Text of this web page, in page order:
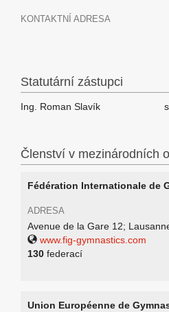
KONTAKTNÍ ADRESA
Statutární zástupci
Ing. Roman Slavík
Členství v mezinárodních
Fédération Internationale de
ADRESA
Avenue de la Gare 12;
www.fig-gymnastics.com
130 federací
Union Européenne de